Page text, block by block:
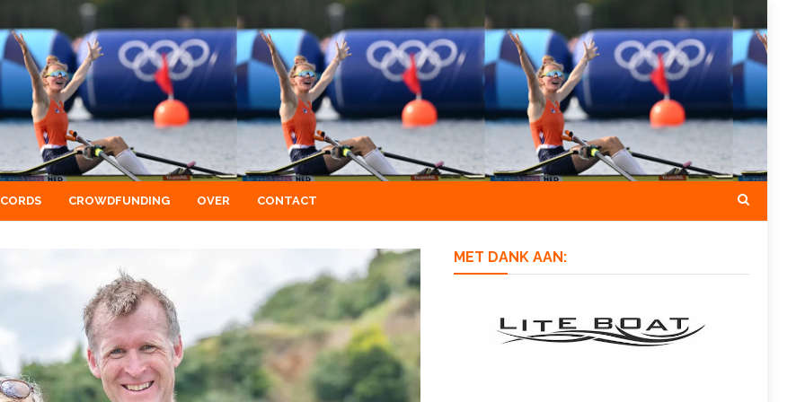
CROWDFUNDING OVER CONTACT
MET DANK AAN: